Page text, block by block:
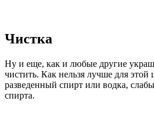
Чистка
Ну и еще, как и любые другие
чистить. Как нельзя лучше для этой
разведенный спирт или водка,
спирта.